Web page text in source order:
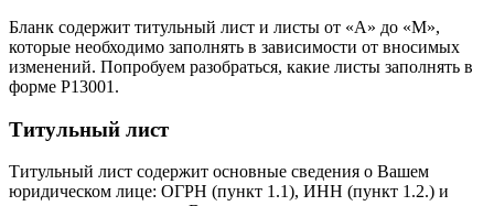
Бланк содержит титульный лист и листы от «А» до «М»,
которые необходимо заполнять в зависимости от вносимых
изменений. Попробуем разобраться, какие листы заполнять в
форме Р13001.
Титульный лист
Титульный лист содержит основные сведения о Вашем
юридическом лице: ОГРН (пункт 1.1), ИНН (пункт 1.2.) и